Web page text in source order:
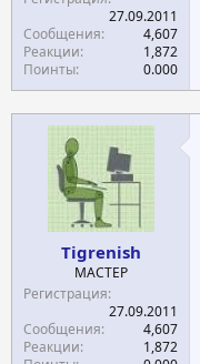
27.09.2011
Сообщения
4,607
Реакции
1,872
Поинты
0.000
Tigrenish
МАСТЕР
Регистрация
27.09.2011
Сообщения
4,607
Реакции
1,872